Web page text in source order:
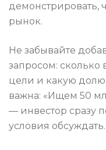
демонстрировать,
рынок.
Не забывайте
запросом: сколько
цели и какую долю
важна: «Ищем 50
— инвестор сразу
условия обсуждать.